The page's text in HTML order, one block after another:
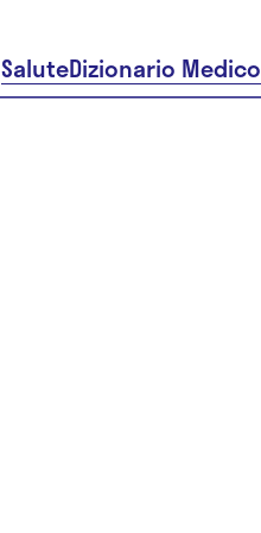
SaluteDizionario Medico